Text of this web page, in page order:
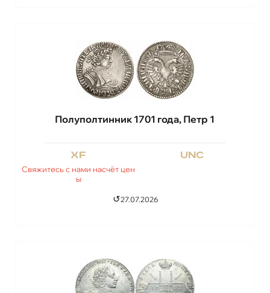
Полуполтинник 1701 года, Петр 1
xf
Свяжитесь с нами насчёт цен
ы
unc
↺27.07.2026